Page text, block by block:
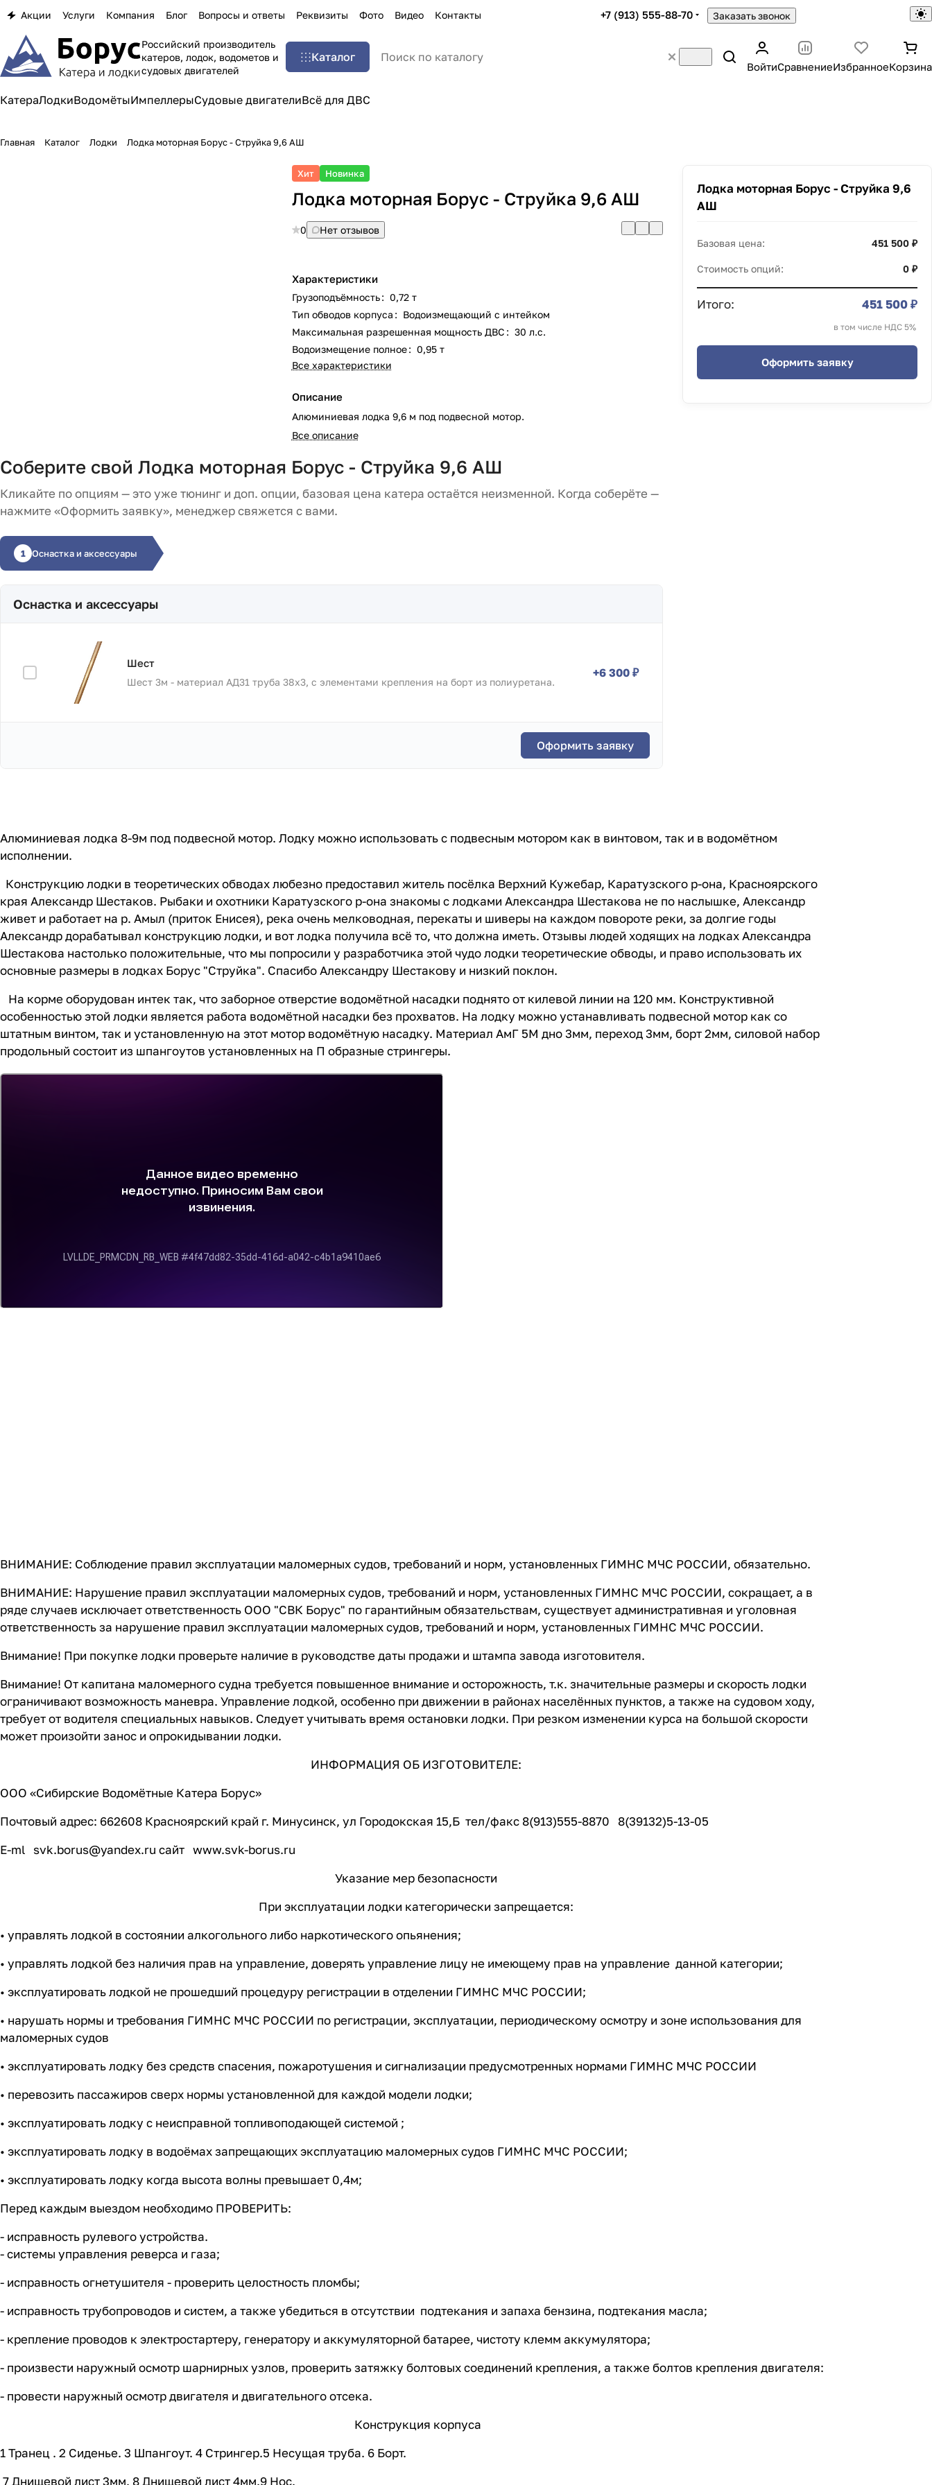
Акции Услуги Компания Блог Вопросы и ответы Реквизиты Фото Видео Контакты +7 (913) 555-88-70 Заказать звонок
Российский производитель
катеров, лодок, водометов и
судовых двигателей
Каталог
ВойтиСравнениеИзбранноеКорзина
КатераЛодкиВодомётыИмпеллерыСудовые двигателиВсё для ДВС
Главная Каталог Лодки Лодка моторная Борус - Струйка 9,6 АШ
Хит Новинка
Лодка моторная Борус - Струйка 9,6 АШ
0 Нет отзывов
Характеристики
Грузоподъёмность: 0,72 т
Тип обводов корпуса : Водоизмещающий с интейком
Максимальная разрешенная мощность ДВС : 30 л.с.
Водоизмещение полное: 0,95 т
Все характеристики
Описание
Алюминиевая лодка 9,6 м под подвесной мотор.
Все описание
Соберите свой Лодка моторная Борус - Струйка 9,6 АШ
Кликайте по опциям — это уже тюнинг и доп. опции, базовая цена катера остаётся неизменной. Когда соберёте —
нажмите «Оформить заявку», менеджер свяжется с вами.
1 Оснастка и аксессуары
Оснастка и аксессуары
Шест
Шест 3м - материал АД31 труба 38х3, с элементами крепления на борт из полиуретана.
+6 300 ₽
Оформить заявку
Алюминиевая лодка 8-9м под подвесной мотор. Лодку можно использовать с подвесным мотором как в винтовом, так и в водомётном
исполнении.
Конструкцию лодки в теоретических обводах любезно предоставил житель посёлка Верхний Кужебар, Каратузского р-она, Красноярского
края Александр Шестаков. Рыбаки и охотники Каратузского р-она знакомы с лодками Александра Шестакова не по наслышке, Александр
живет и работает на р. Амыл (приток Енисея), река очень мелководная, перекаты и шиверы на каждом повороте реки, за долгие годы
Александр дорабатывал конструкцию лодки, и вот лодка получила всё то, что должна иметь. Отзывы людей ходящих на лодках Александра
Шестакова настолько положительные, что мы попросили у разработчика этой чудо лодки теоретические обводы, и право использовать их
основные размеры в лодках Борус "Струйка". Спасибо Александру Шестакову и низкий поклон.
На корме оборудован интек так, что заборное отверстие водомётной насадки поднято от килевой линии на 120 мм. Конструктивной
особенностью этой лодки является работа водомётной насадки без прохватов. На лодку можно устанавливать подвесной мотор как со
штатным винтом, так и установленную на этот мотор водомётную насадку. Материал АмГ 5М дно 3мм, переход 3мм, борт 2мм, силовой набор
продольный состоит из шпангоутов установленных на П образные стрингеры.
ВНИМАНИЕ: Соблюдение правил эксплуатации маломерных судов, требований и норм, установленных ГИМНС МЧС РОССИИ, обязательно.
ВНИМАНИЕ: Нарушение правил эксплуатации маломерных судов, требований и норм, установленных ГИМНС МЧС РОССИИ, сокращает, а в
ряде случаев исключает ответственность ООО "СВК Борус" по гарантийным обязательствам, существует административная и уголовная
ответственность за нарушение правил эксплуатации маломерных судов, требований и норм, установленных ГИМНС МЧС РОССИИ.
Внимание! При покупке лодки проверьте наличие в руководстве даты продажи и штампа завода изготовителя.
Внимание! От капитана маломерного судна требуется повышенное внимание и осторожность, т.к. значительные размеры и скорость лодки
ограничивают возможность маневра. Управление лодкой, особенно при движении в районах населённых пунктов, а также на судовом ходу,
требует от водителя специальных навыков. Следует учитывать время остановки лодки. При резком изменении курса на большой скорости
может произойти занос и опрокидывании лодки.
ИНФОРМАЦИЯ ОБ ИЗГОТОВИТЕЛЕ:
ООО «Сибирские Водомётные Катера Борус»
Почтовый адрес: 662608 Красноярский край г. Минусинск, ул Городокская 15,Б тел/факс 8(913)555-8870 8(39132)5-13-05
E-ml svk.borus@yandex.ru сайт www.svk-borus.ru
Указание мер безопасности
При эксплуатации лодки категорически запрещается:
• управлять лодкой в состоянии алкогольного либо наркотического опьянения;
• управлять лодкой без наличия прав на управление, доверять управление лицу не имеющему прав на управление данной категории;
• эксплуатировать лодкой не прошедший процедуру регистрации в отделении ГИМНС МЧС РОССИИ;
• нарушать нормы и требования ГИМНС МЧС РОССИИ по регистрации, эксплуатации, периодическому осмотру и зоне использования для
маломерных судов
• эксплуатировать лодку без средств спасения, пожаротушения и сигнализации предусмотренных нормами ГИМНС МЧС РОССИИ
• перевозить пассажиров сверх нормы установленной для каждой модели лодки;
• эксплуатировать лодку с неисправной топливоподающей системой ;
• эксплуатировать лодку в водоёмах запрещающих эксплуатацию маломерных судов ГИМНС МЧС РОССИИ;
• эксплуатировать лодку когда высота волны превышает 0,4м;
Перед каждым выездом необходимо ПРОВЕРИТЬ:
- исправность рулевого устройства.
- системы управления реверса и газа;
- исправность огнетушителя - проверить целостность пломбы;
- исправность трубопроводов и систем, а также убедиться в отсутствии подтекания и запаха бензина, подтекания масла;
- крепление проводов к электростартеру, генератору и аккумуляторной батарее, чистоту клемм аккумулятора;
- произвести наружный осмотр шарнирных узлов, проверить затяжку болтовых соединений крепления, а также болтов крепления двигателя:
- провести наружный осмотр двигателя и двигательного отсека.
Конструкция корпуса
1 Транец . 2 Сиденье. 3 Шпангоут. 4 Стрингер.5 Несущая труба. 6 Борт.
7 Днищевой лист 3мм. 8 Днищевой лист 4мм.9 Нос.
Лодка моторная Борус - Струйка 9,6
АШ
Базовая цена: 451 500 ₽
Стоимость опций: 0 ₽
Итого: 451 500 ₽
в том числе НДС 5%
Оформить заявку